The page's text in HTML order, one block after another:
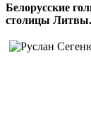
Белорусские
столицы Литвы.